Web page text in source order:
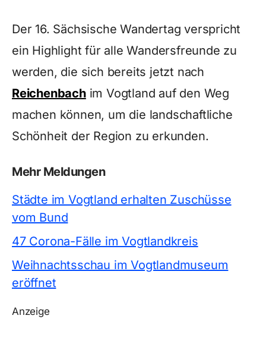
Der 16. Sächsische Wandertag verspricht
ein Highlight für alle Wandersfreunde zu
werden, die sich bereits jetzt nach
Reichenbachim Vogtland auf den Weg
machen können, um die landschaftliche
Schönheit der Region zu erkunden.
Mehr Meldungen
Städte im Vogtland erhalten Zuschüsse
vom Bund
47 Corona-Fälle im Vogtlandkreis
Weihnachtsschau im Vogtlandmuseum
eröffnet
Anzeige